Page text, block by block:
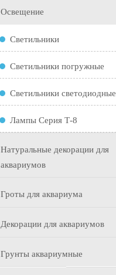
Освещение
Светильники
Светильники погружные
Светильники светодиодные
Лампы Серия Т-8
Натуральные декорации для
аквариумов
Гроты для аквариума
Декорации для аквариумов
Грунты аквариумные